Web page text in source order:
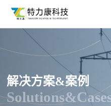
解决方案&案例